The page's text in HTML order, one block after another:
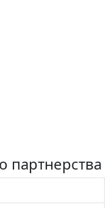
партнерства